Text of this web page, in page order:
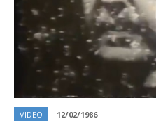
VIDEO 12/02/1986